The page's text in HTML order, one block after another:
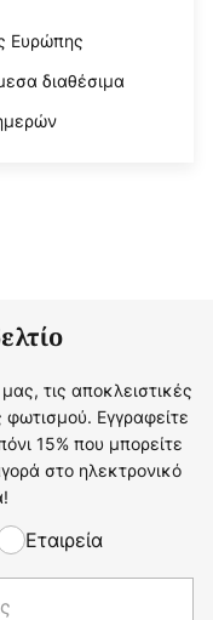
Ευρώπης
διαθέσιμα
τις αποκλειστικές
φωτισμού. Εγγραφείτε
15% που μπορείτε
στο ηλεκτρονικό
Εταιρεία